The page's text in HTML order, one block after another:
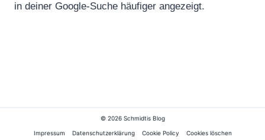
in deiner Google-Suche häufiger angezeigt.
© 2026 Schmidtis Blog
Impressum Datenschutzerklärung Cookie Policy Cookies löschen